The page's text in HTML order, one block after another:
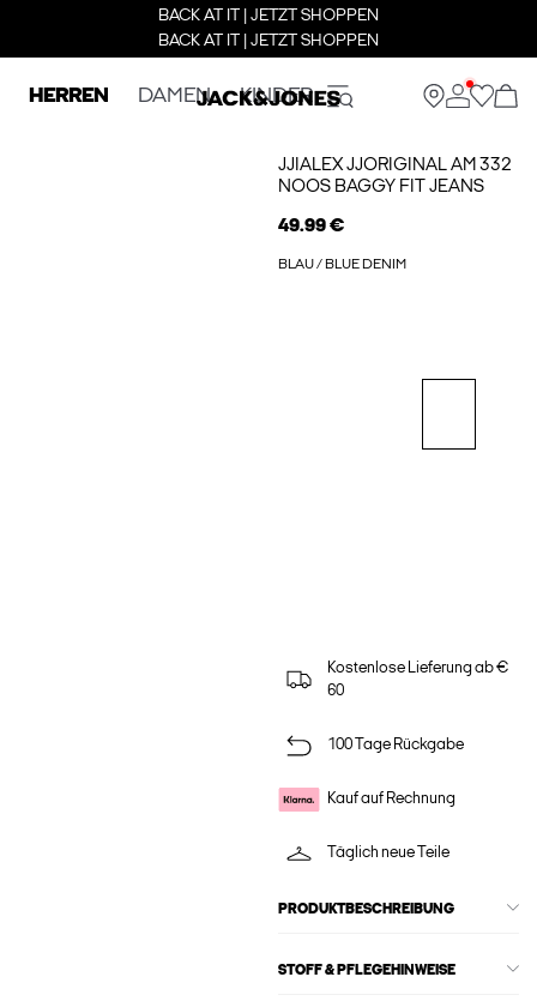
BACK AT IT | JETZT SHOPPEN
BACK AT IT | JETZT SHOPPEN
HERREN DAMEN KINDER
JJIALEX JJORIGINAL AM 332
NOOS BAGGY FIT JEANS
49.99 €
BLAU / BLUE DENIM
Kostenlose Lieferung ab €
60
100 Tage Rückgabe
Kauf auf Rechnung
Täglich neue Teile
PRODUKTBESCHREIBUNG
STOFF & PFLEGEHINWEISE